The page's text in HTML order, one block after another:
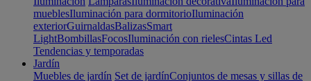
mueblesIluminación para dormitorioIluminación
exteriorGuirnaldasBalizasSmart
LightBombillasFocosIluminación con rielesCintas Led
Tendencias y temporadas
Jardín
Muebles de jardín Set de jardínConjuntos de mesas y sillas de